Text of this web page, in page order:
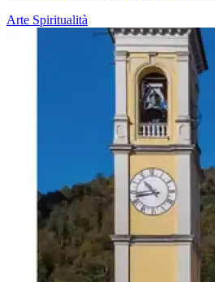
Arte Spiritualità